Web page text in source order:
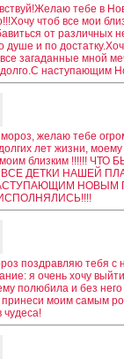
тебе в
чтоб все мои
от различных
душе и по
загаданные мной
наступающим
желаю тебе
лет жизни,
моим близким !!!!!!
ВСЕ ДЕТКИ НАШЕЙ
НОВЫМ
поздравляю тебя
я очень хочу
полюбила и без
моим самым
чудеса!